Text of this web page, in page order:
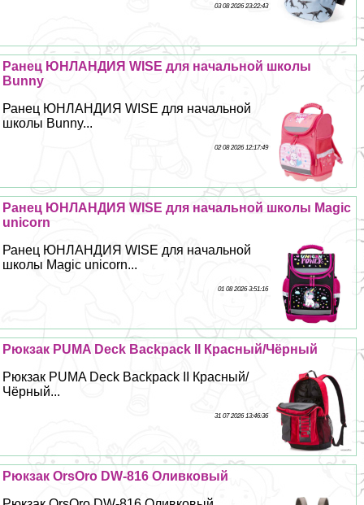
03 08 2026 23:22:43
Ранец ЮНЛАНДИЯ WISE для начальной школы
Bunny
Ранец ЮНЛАНДИЯ WISE для начальной
школы Bunny...
02 08 2026 12:17:49
Ранец ЮНЛАНДИЯ WISE для начальной школы Magic
unicorn
Ранец ЮНЛАНДИЯ WISE для начальной
школы Magic unicorn...
01 08 2026 3:51:16
Рюкзак PUMA Deck Backpack II Красный/Чёрный
Рюкзак PUMA Deck Backpack II Красный/
Чёрный...
31 07 2026 13:46:36
Рюкзак OrsOro DW-816 Оливковый